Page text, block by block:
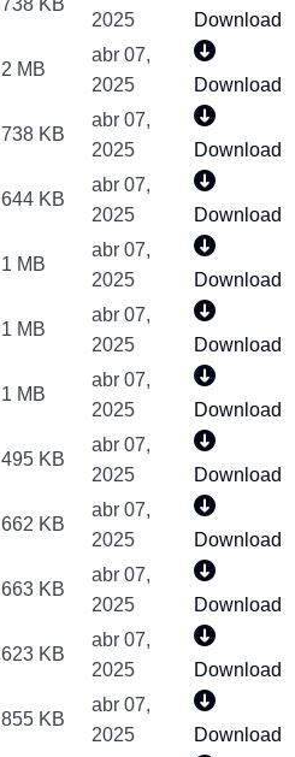
2025
Download
2 MB
abr 07,
2025
Download
738 KB
abr 07,
2025
Download
644 KB
abr 07,
2025
Download
1 MB
abr 07,
2025
Download
1 MB
abr 07,
2025
Download
1 MB
abr 07,
2025
Download
495 KB
abr 07,
2025
Download
662 KB
abr 07,
2025
Download
663 KB
abr 07,
2025
Download
623 KB
abr 07,
2025
Download
855 KB
abr 07,
2025
Download